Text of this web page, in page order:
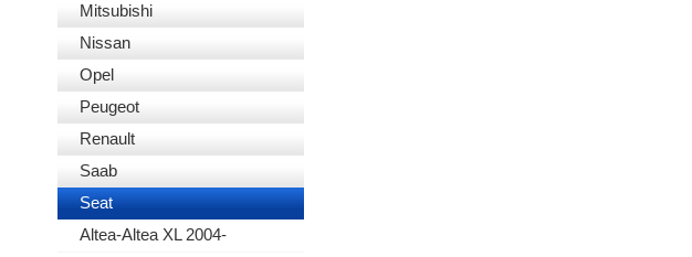
Mitsubishi
Nissan
Opel
Peugeot
Renault
Saab
Seat
Altea-Altea XL 2004-